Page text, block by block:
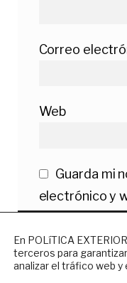
Correo
Web
Guarda mi
electrónico y
En POLíTICA
terceros para
analizar el tráfico web
Suscríbase a
reciba en su